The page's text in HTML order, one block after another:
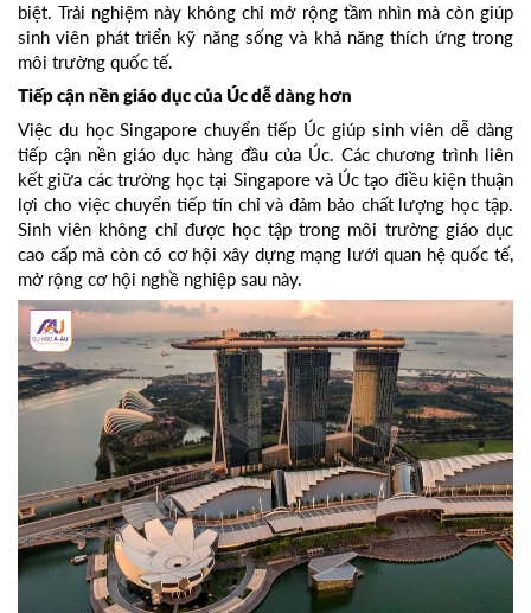
biệt. Trải nghiệm này không chỉ mở rộng tầm nhìn mà còn giúp
sinh viên phát triển kỹ năng sống và khả năng thích ứng trong
môi trường quốc tế.
Tiếp cận nền giáo dục của Úc dễ dàng hơn
Việc du học Singapore chuyển tiếp Úc giúp sinh viên dễ dàng
tiếp cận nền giáo dục hàng đầu của Úc. Các chương trình liên
kết giữa các trường học tại Singapore và Úc tạo điều kiện thuận
lợi cho việc chuyển tiếp tín chỉ và đảm bảo chất lượng học tập.
Sinh viên không chỉ được học tập trong môi trường giáo dục
cao cấp mà còn có cơ hội xây dựng mạng lưới quan hệ quốc tế,
mở rộng cơ hội nghề nghiệp sau này.